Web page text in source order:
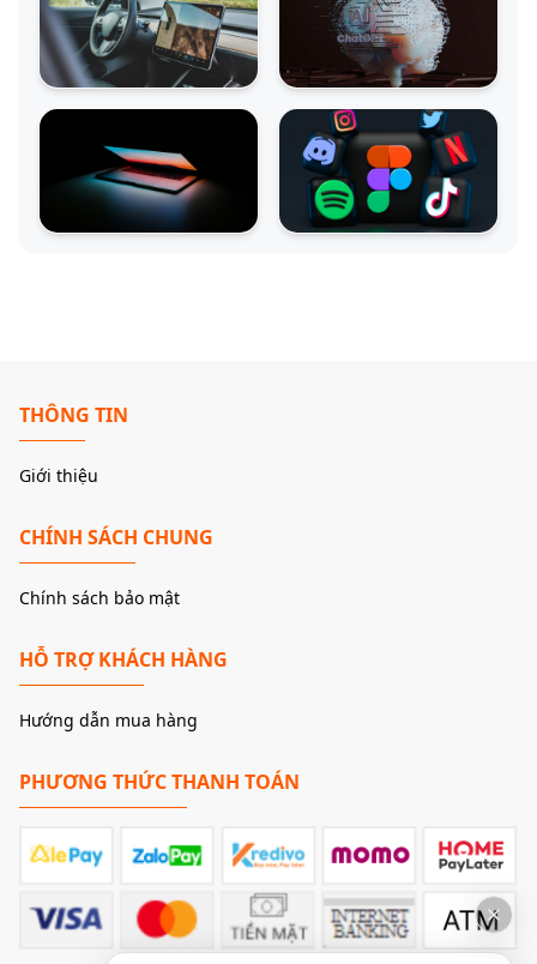
THÔNG TIN
Giới thiệu
CHÍNH SÁCH CHUNG
Chính sách bảo mật
HỖ TRỢ KHÁCH HÀNG
Hướng dẫn mua hàng
PHƯƠNG THỨC THANH TOÁN